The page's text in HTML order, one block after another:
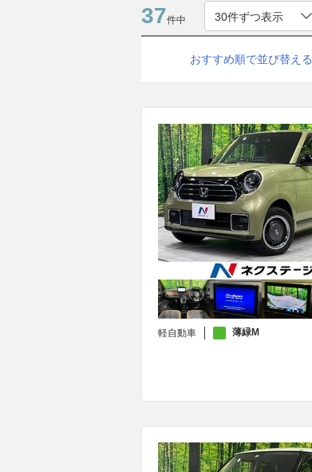
37件中
おすすめ順で並び替える
軽自動車 薄緑M